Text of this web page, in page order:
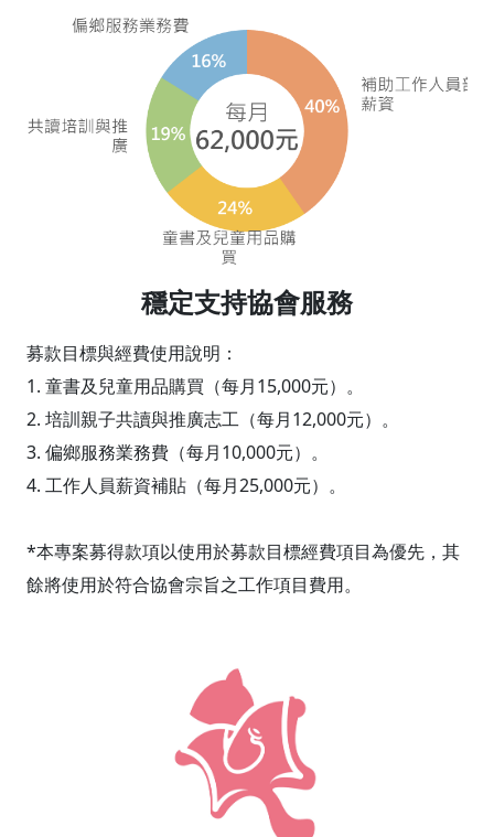
穩定支持協會服務
募款目標與經費使用說明：
1. 童書及兒童用品購買（每月15,000元）。
2. 培訓親子共讀與推廣志工（每月12,000元）。
3. 偏鄉服務業務費（每月10,000元）。
4. 工作人員薪資補貼（每月25,000元）。
*本專案募得款項以使用於募款目標經費項目為優先，其
餘將使用於符合協會宗旨之工作項目費用。